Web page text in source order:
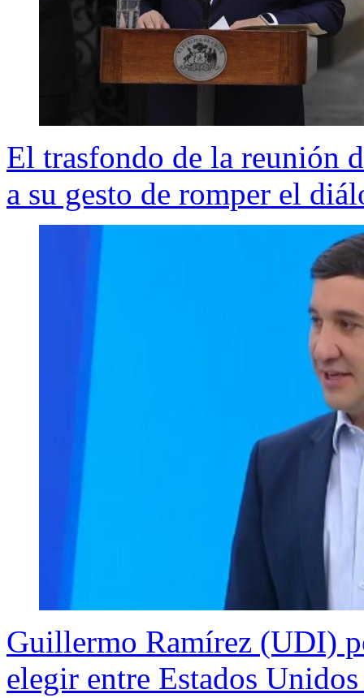
El trasfondo de la reunión
a su gesto de romper el
Guillermo Ramírez (UDI)
elegir entre Estados